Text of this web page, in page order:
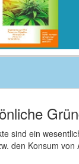
sind ein
den Konsum